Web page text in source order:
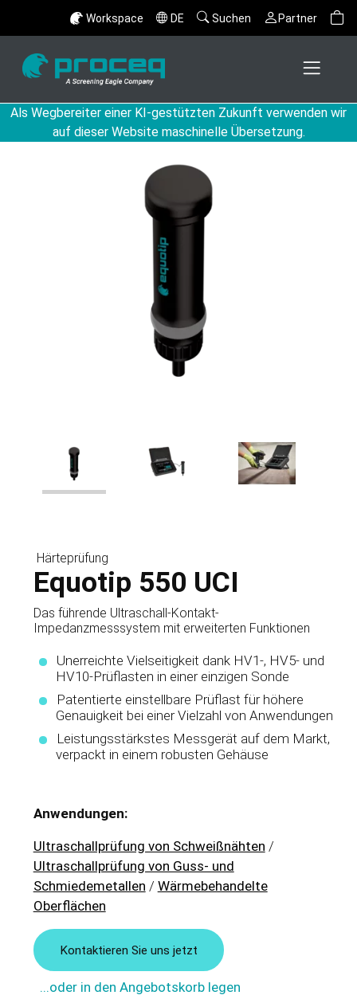
Workspace DE Suchen Partner
Als Wegbereiter einer KI-gestützten Zukunft verwenden wir
auf dieser Website maschinelle Übersetzung.
Härteprüfung
Equotip 550 UCI
Das führende Ultraschall-Kontakt-
Impedanzmesssystem mit erweiterten Funktionen
Unerreichte Vielseitigkeit dank HV1-, HV5- und
HV10-Prüflasten in einer einzigen Sonde
Patentierte einstellbare Prüflast für höhere
Genauigkeit bei einer Vielzahl von Anwendungen
Leistungsstärkstes Messgerät auf dem Markt,
verpackt in einem robusten Gehäuse
Anwendungen:
Ultraschallprüfung von Schweißnähten /
Ultraschallprüfung von Guss- und
Schmiedemetallen / Wärmebehandelte
Oberflächen
Kontaktieren Sie uns jetzt
...oder in den Angebotskorb legen